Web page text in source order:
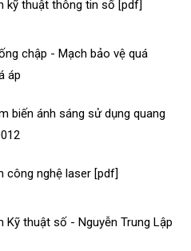
kỹ thuật thông tin số [pdf]
chập - Mạch bảo vệ quá
áp
biến ánh sáng sử dụng quang
công nghệ laser [pdf]
Kỹ thuật số - Nguyễn Trung Lập